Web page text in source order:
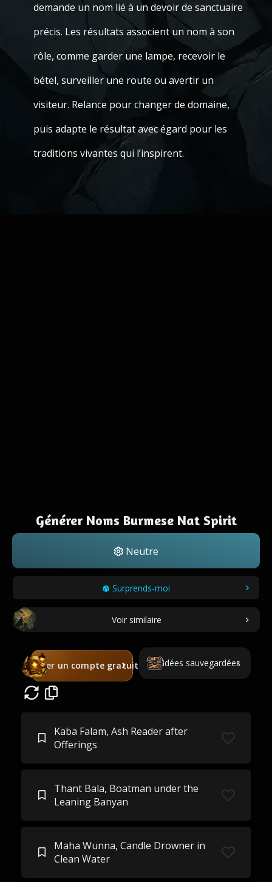
demande un nom lié à un devoir de sanctuaire
précis. Les résultats associent un nom à son
rôle, comme garder une lampe, recevoir le
bétel, surveiller une route ou avertir un
visiteur. Relance pour changer de domaine,
puis adapte le résultat avec égard pour les
traditions vivantes qui l’inspirent.
Générer Noms Burmese Nat Spirit
Neutre
Surprends-moi
Voir similaire
Créer un compte gratuit Idées sauvegardées
Kaba Falam, Ash Reader after
Offerings
Thant Bala, Boatman under the
Leaning Banyan
Maha Wunna, Candle Drowner in
Clean Water